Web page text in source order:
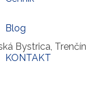
Blog
KONTAKT
Bystrica, Trenčín